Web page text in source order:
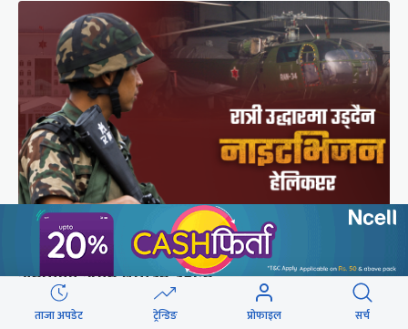
सेनाको नाइटभिजन हेलिकप्टर : भीआईपीका लागि उड्छ,
जनताको ज्यान बचाउन उड्दैन
ताजा अपडेट ट्रेन्डिङ प्रोफाइल सर्च